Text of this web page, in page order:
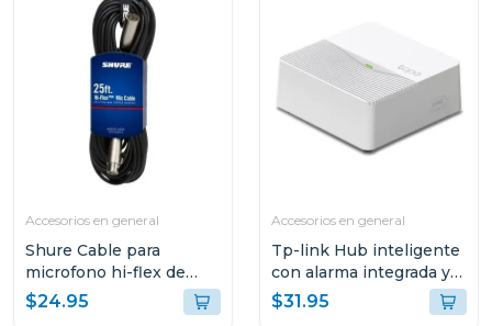
Accesorios en general
Shure Cable para
microfono hi-flex de
7.5m c25
$24.95
Accesorios en general
Tp-link Hub inteligente
con alarma integrada y
ranura microsd tapo
h200
$31.95